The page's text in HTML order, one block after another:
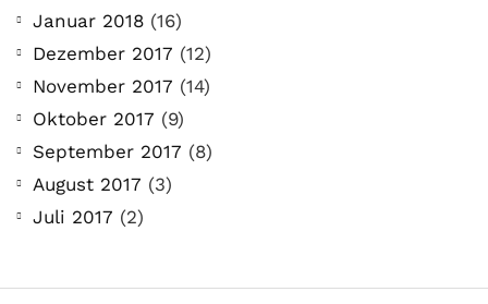
Januar 2018 (16)
Dezember 2017 (12)
November 2017 (14)
Oktober 2017 (9)
September 2017 (8)
August 2017 (3)
Juli 2017 (2)